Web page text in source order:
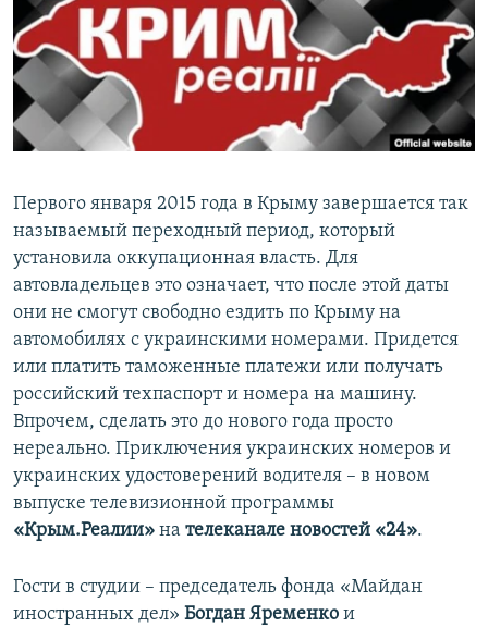
ПОБЕДИТЕЛЕЙ НЕ СУДЯТ?
КРЫМ.НЕПОКОРЕННЫЙ
ELIFBE
УКРАИНСКАЯ ПРОБЛЕМА КРЫМА
ПРИСОЕДИНЯЙТЕСЬ!
Первого января 2015 года в Крыму завершается так
называемый переходный период, который
установила оккупационная власть. Для
автовладельцев это означает, что после этой даты
они не смогут свободно ездить по Крыму на
автомобилях с украинскими номерами. Придется
или платить таможенные платежи или получать
российский техпаспорт и номера на машину.
Впрочем, сделать это до нового года просто
нереально. Приключения украинских номеров и
украинских удостоверений водителя – в новом
выпуске телевизионной программы
«Крым.Реалии» на телеканале новостей «24».
Гости в студии – председатель фонда «Майдан
иностранных дел» Богдан Яременко и